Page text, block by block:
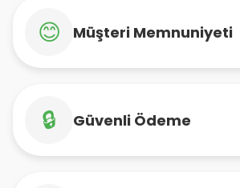
😊 Müşteri Memnuniyeti
🔒 Güvenli Ödeme